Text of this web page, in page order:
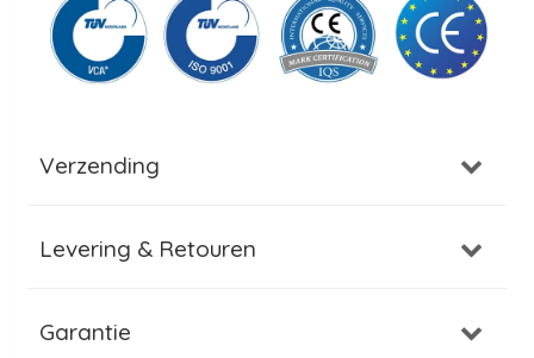
Verzending
Levering & Retouren
Garantie